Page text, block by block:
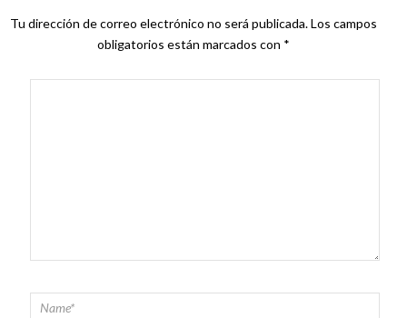
Tu dirección de correo electrónico no será publicada.Los campos
obligatorios están marcados con *